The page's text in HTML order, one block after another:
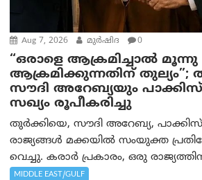
Aug 7, 2026 മുര്‍ഷിദ 0
“ഒരാളെ ആക്രമിച്ചാല്‍
ആക്രമിക്കുന്നതിന് തുല്യം”;
സൗദി അറേബ്യയും
സഖ്യം രൂപീകരിച്ചു
തുർക്കിയെ, സൗദി അറേബ്യ,
രാജ്യങ്ങൾ മക്കയിൽ സംയുക്ത
വെച്ചു. കരാർ പ്രകാരം, ഒരു
MIDDLE EAST/GULF